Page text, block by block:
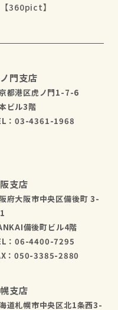
360pict】
門支店
都港区虎ノ門1-7-6
ビル3階
：03-4361-1968
支店
府大阪市中央区備後町 3-
備後町ビル4階
：06-4400-7295
：050-3385-2880
支店
道札幌市中央区北1条西3-